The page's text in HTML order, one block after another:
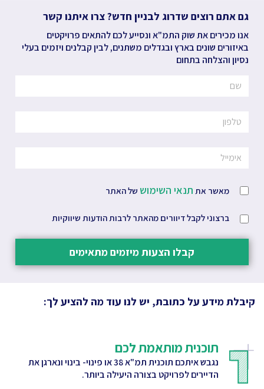
גם אתם רוצים שדרוג לבניין חדש? צרו איתנו קשר
אנו מכירים את שוק התמ"א ונסייע לכם להתאים פרויקטים
באיזורים שונים בארץ ובגדלים משתנים, לבין קבלנים ויזמים בעלי
נסיון והצלחה בתחום
מאשר את תנאי השימוש של האתר
ברצוני לקבל דיוורים מהאתר לרבות הודעות שיווקיות
קבלו הצעות מיזמים מתאימים
קיבלת מידע על כתובת, יש לנו עוד מה להציע לך:
תוכנית מותאמת לכם
נגבש איתכם תוכנית תמ"א 38 או פינוי- בינוי ונארגן את
הדיירים לפרויקט בצורה היעילה ביותר.